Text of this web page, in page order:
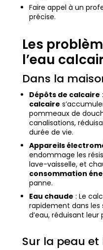
Faire appel à un
précise.
Les
l’eau
Dans la
Dépôts de calcaire
calcaire
pommeaux de
canalisations,
durée de vie.
Appareils
endommage les
lave-vaisselle, et
consommation
panne.
Eau chaude : Le
rapidement dans
d’eau, réduisant
Sur la peau et